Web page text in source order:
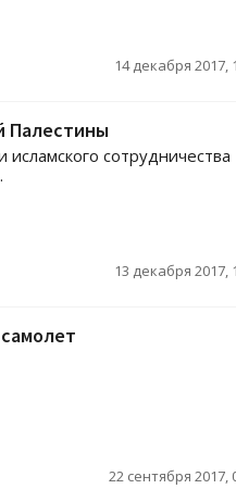
14 декабря 2017,
Палестины
сотрудничества
13 декабря 2017,
22 сентября 2017,